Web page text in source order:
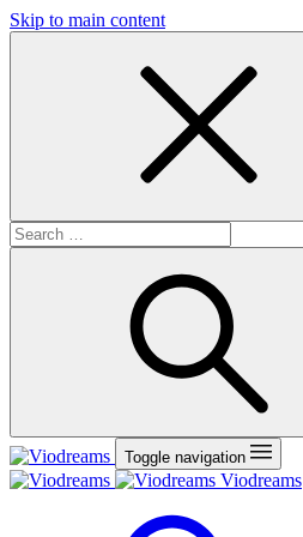
Skip to main content
Toggle navigation
Viodreams